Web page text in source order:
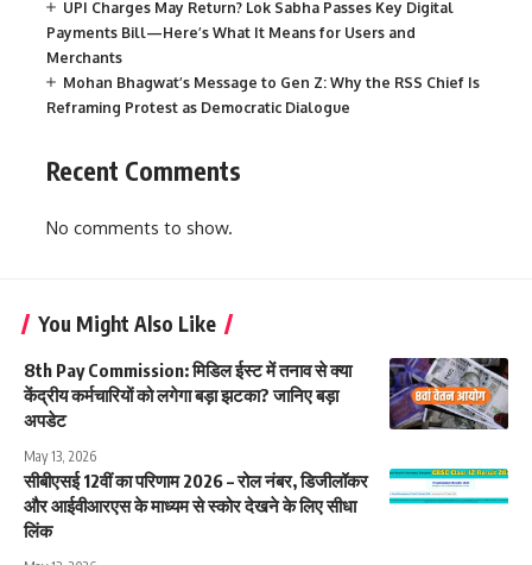
UPI Charges May Return? Lok Sabha Passes Key Digital
Payments Bill—Here’s What It Means for Users and
Merchants
Mohan Bhagwat’s Message to Gen Z: Why the RSS Chief Is
Reframing Protest as Democratic Dialogue
Recent Comments
No comments to show.
You Might Also Like
8th Pay Commission: मिडिल ईस्ट में तनाव से क्या
केंद्रीय कर्मचारियों को लगेगा बड़ा झटका? जानिए बड़ा
अपडेट
May 13, 2026
सीबीएसई 12वीं का परिणाम 2026 – रोल नंबर, डिजीलॉकर
और आईवीआरएस के माध्यम से स्कोर देखने के लिए सीधा
लिंक